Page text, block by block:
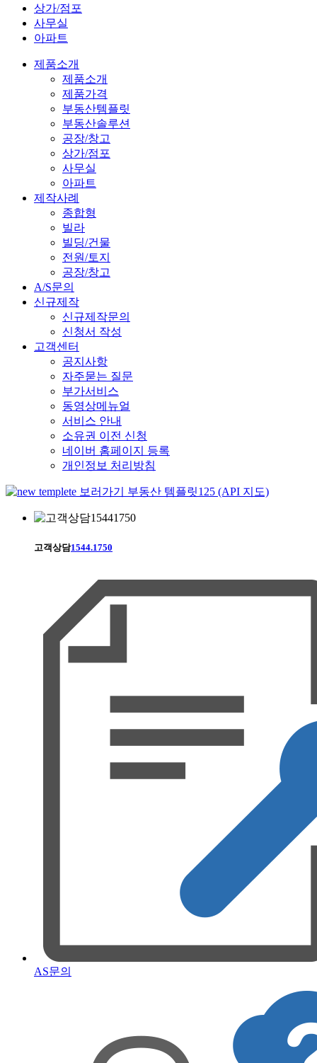
상가/점포
사무실
아파트
제품소개
제품소개
제품가격
부동산템플릿
부동산솔루션
공장/창고
상가/점포
사무실
아파트
제작사례
종합형
빌라
빌딩/건물
전원/토지
공장/창고
A/S문의
신규제작
신규제작문의
신청서 작성
고객센터
공지사항
자주묻는 질문
부가서비스
동영상메뉴얼
서비스 안내
소유권 이전 신청
네이버 홈페이지 등록
개인정보 처리방침
부동산 템플릿125 (API 지도)
고객상담1544.1750
AS문의